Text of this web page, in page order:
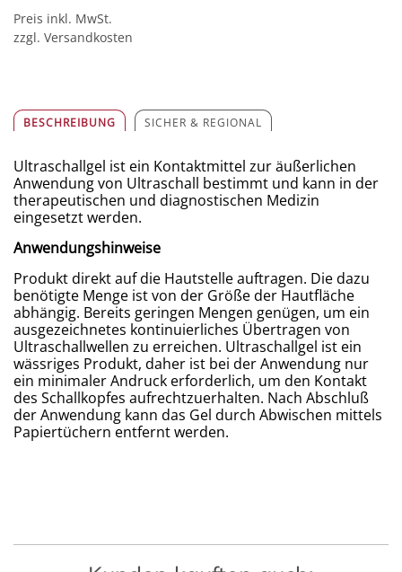
Preis inkl. MwSt.
zzgl. Versandkosten
BESCHREIBUNG SICHER & REGIONAL
Ultraschallgel ist ein Kontaktmittel zur äußerlichen
Anwendung von Ultraschall bestimmt und kann in der
therapeutischen und diagnostischen Medizin
eingesetzt werden.
Anwendungshinweise
Produkt direkt auf die Hautstelle auftragen. Die dazu
benötigte Menge ist von der Größe der Hautfläche
abhängig. Bereits geringen Mengen genügen, um ein
ausgezeichnetes kontinuierliches Übertragen von
Ultraschallwellen zu erreichen. Ultraschallgel ist ein
wässriges Produkt, daher ist bei der Anwendung nur
ein minimaler Andruck erforderlich, um den Kontakt
des Schallkopfes aufrechtzuerhalten. Nach Abschluß
der Anwendung kann das Gel durch Abwischen mittels
Papiertüchern entfernt werden.